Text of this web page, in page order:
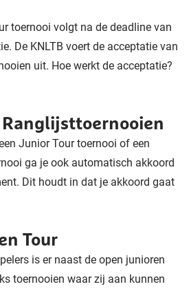
toernooi volgt na de deadline van
De KNLTB voert de acceptatie van
uit. Hoe werkt de acceptatie?
Junior Tour toernooi of een
ga je ook automatisch akkoord
Dit houdt in dat je akkoord gaat
Tour
is er naast de open junioren
toernooien waar zij aan kunnen